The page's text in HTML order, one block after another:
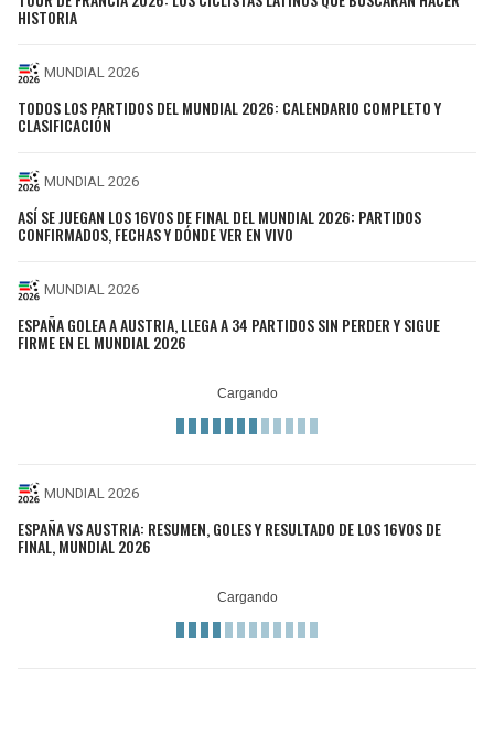
HISTORIA
MUNDIAL 2026
TODOS LOS PARTIDOS DEL MUNDIAL 2026: CALENDARIO COMPLETO Y
CLASIFICACIÓN
MUNDIAL 2026
ASÍ SE JUEGAN LOS 16VOS DE FINAL DEL MUNDIAL 2026: PARTIDOS
CONFIRMADOS, FECHAS Y DÓNDE VER EN VIVO
MUNDIAL 2026
ESPAÑA GOLEA A AUSTRIA, LLEGA A 34 PARTIDOS SIN PERDER Y SIGUE
FIRME EN EL MUNDIAL 2026
MUNDIAL 2026
ESPAÑA VS AUSTRIA: RESUMEN, GOLES Y RESULTADO DE LOS 16VOS DE
FINAL, MUNDIAL 2026